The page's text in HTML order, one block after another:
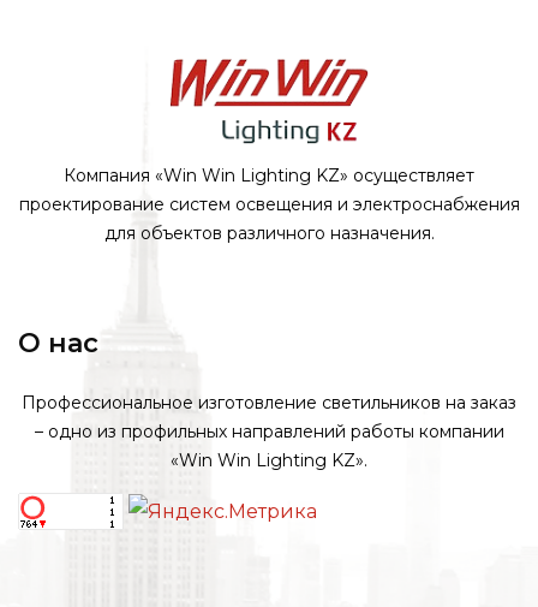
Компания «Win Win Lighting KZ» осуществляет
проектирование систем освещения и электроснабжения
для объектов различного назначения.
О нас
Профессиональное изготовление светильников на заказ
– одно из профильных направлений работы компании
«Win Win Lighting KZ».